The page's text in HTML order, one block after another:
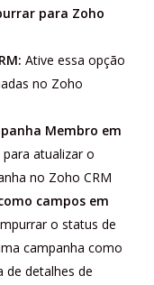
para Zoho
Ative essa opção
no Zoho
Membro em
atualizar o
no Zoho CRM
campos em
o status de
campanha como
de detalhes de